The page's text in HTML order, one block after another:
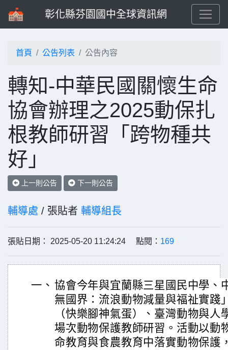
彰化縣芬園國中全球資訊網
首頁 公告列表 公告內容
轉知-中華民國關懷生命
協會辦理之2025動保扎
根教師研習「跨物種共
好」
上一則公告 下一則公告
輔導處 / 張貼者 輔導組長
張貼日期： 2025-05-20 11:24:24 點閱： 169
一、 協會今年與宜蘭縣三星國民中學、
無國界：流浪動物減量與福祉實踐
（快樂腳神氣蛋）、臺灣動物與
場次動物保護教師研習。活動以動
命教育與食農教育中落實動物保護